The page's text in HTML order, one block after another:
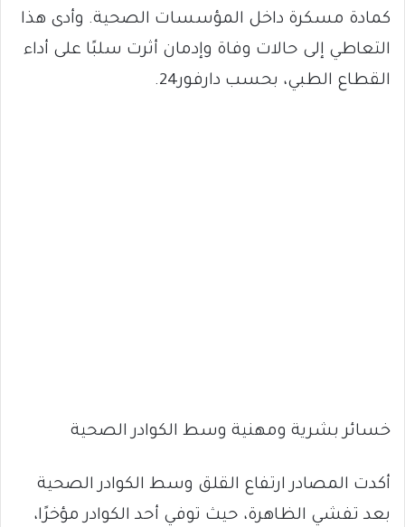
كمادة مسكرة داخل المؤسسات الصحية. وأدى هذا
التعاطي إلى حالات وفاة وإدمان أثرت سلبًا على أداء
القطاع الطبي، بحسب دارفور24.
خسائر بشرية ومهنية وسط الكوادر الصحية
أكدت المصادر ارتفاع القلق وسط الكوادر الصحية
بعد تفشي الظاهرة، حيث توفي أحد الكوادر مؤخرًا،